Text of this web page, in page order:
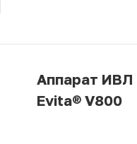
Аппарат ИВЛ
Evita® V800